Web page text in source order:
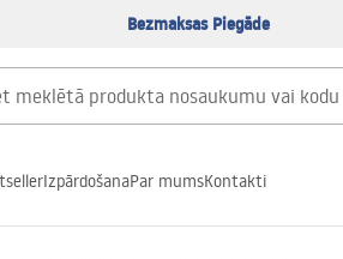
Bezmaksas Piegāde
IzpārdošanaPar mumsKontakti